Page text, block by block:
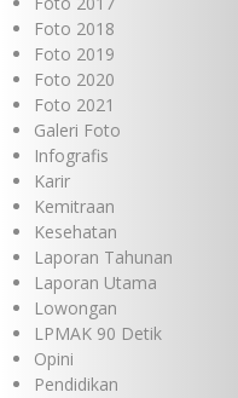
Foto 2018
Foto 2019
Foto 2020
Foto 2021
Galeri Foto
Infografis
Karir
Kemitraan
Kesehatan
Laporan Tahunan
Laporan Utama
Lowongan
LPMAK 90 Detik
Opini
Pendidikan